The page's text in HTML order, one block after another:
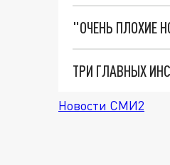
Новости СМИ2